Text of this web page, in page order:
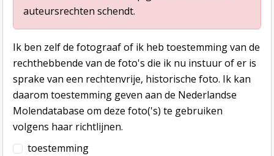
auteursrechten schendt.
Ik ben zelf de fotograaf of ik heb toestemming van de
rechthebbende van de foto's die ik nu instuur of er is
sprake van een rechtenvrije, historische foto. Ik kan
daarom toestemming geven aan de Nederlandse
Molendatabase om deze foto('s) te gebruiken
volgens haar richtlijnen.
toestemming